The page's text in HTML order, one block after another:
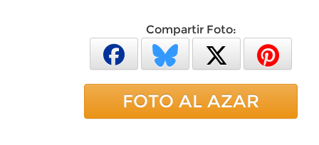
Compartir Foto:
FOTO AL AZAR